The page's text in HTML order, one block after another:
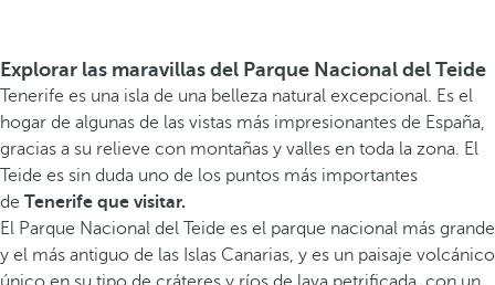
Explorar las maravillas del Parque Nacional del Teide
Tenerife es una isla de una belleza natural excepcional. Es el
hogar de algunas de las vistas más impresionantes de España,
gracias a su relieve con montañas y valles en toda la zona. El
Teide es sin duda uno de los puntos más importantes
de Tenerife que visitar.
El Parque Nacional del Teide es el parque nacional más grande
y el más antiguo de las Islas Canarias, y es un paisaje volcánico